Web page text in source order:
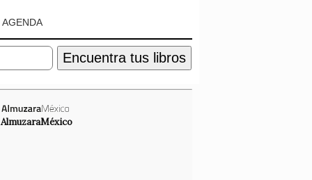
AGENDA
Encuentra tus libros
AlmuzaraMéxico